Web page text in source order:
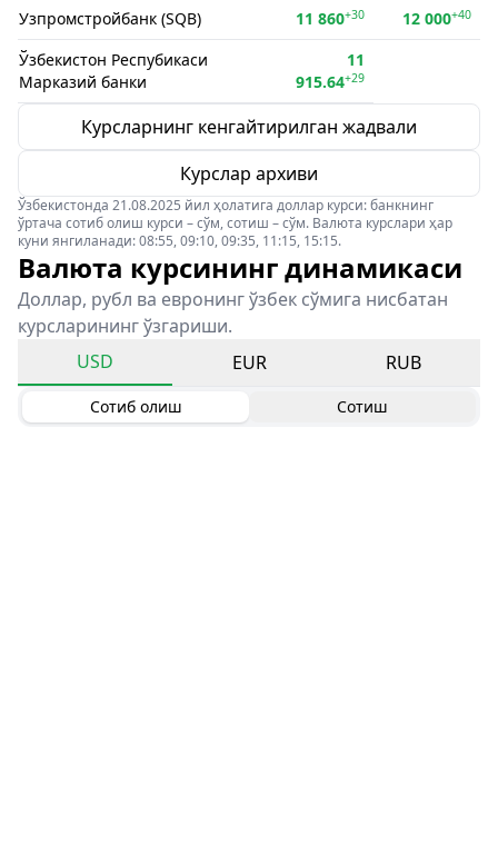
Узпромстройбанк (SQB) 11 860+30 12 000+40
Ўзбекистон Респубикаси
Марказий банки
11
915.64+29
Курсларнинг кенгайтирилган жадвали
Курслар архиви
Ўзбекистонда 21.08.2025 йил ҳолатига доллар курси: банкнинг
ўртача сотиб олиш курси – сўм, сотиш – сўм. Валюта курслари ҳар
куни янгиланади: 08:55, 09:10, 09:35, 11:15, 15:15.
Валюта курсининг динамикаси
Доллар, рубл ва евронинг ўзбек сўмига нисбатан
курсларининг ўзгариши.
USD
EUR RUB
Сотиб олиш Сотиш